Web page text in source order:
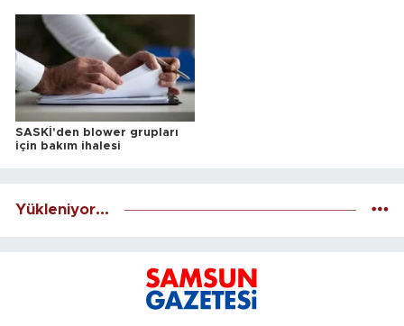
SASKİ'den blower grupları
için bakım ihalesi
Yükleniyor...